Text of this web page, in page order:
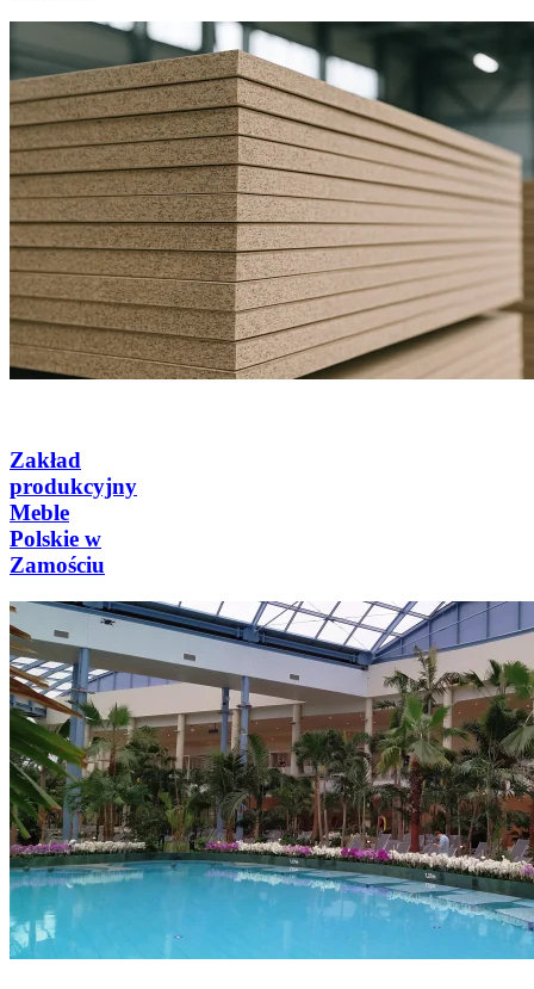
Zakład
produkcyjny
Meble
Polskie w
Zamościu